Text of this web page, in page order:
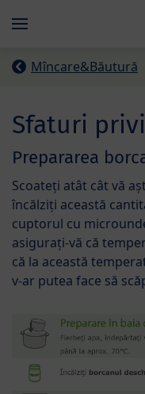
Menü
Mîncare&Băutură
Sfaturi
Prepararea
Scoateți atât cât vă
încălziți această
cuptorul cu
asigurați-vă că
că la această
v-ar putea face să